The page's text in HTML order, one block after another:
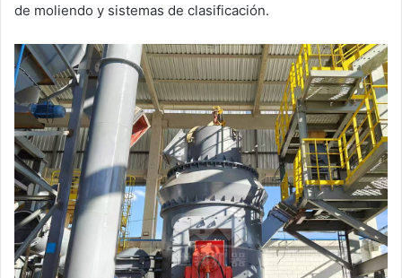
de moliendo y sistemas de clasificación.